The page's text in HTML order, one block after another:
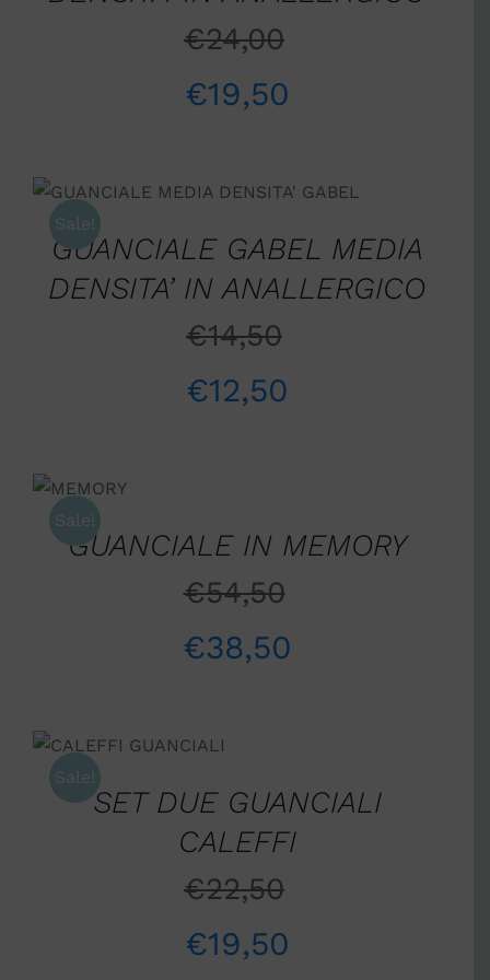
€24,00
€19,50
Sale!
AGGIUNGI AL CARRELLO
/
DETTAGLI
GUANCIALE GABEL MEDIA
DENSITA’ IN ANALLERGICO
€14,50
€12,50
Sale!
CARRELLO
DETTAGLI
GUANCIALE IN MEMORY
€54,50
€38,50
Sale!
CARRELLO
/
DETTAGLI
SET DUE GUANCIALI
CALEFFI
€22,50
€19,50